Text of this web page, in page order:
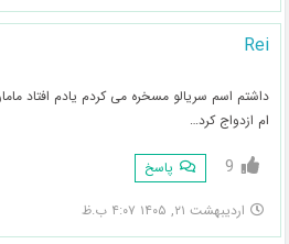
Rei
داشتم اسم سریالو مسخره می کردم یادم افتاد
ام ازدواج کرد…
9 پاسخ
اردیبهشت ۲۱, ۱۴۰۵ ۴:۰۷ ب.ظ